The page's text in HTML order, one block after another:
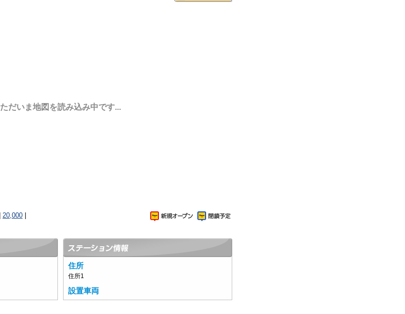
ただいま地図を読み込み中です...
20,000
住所
住所1
設置車両